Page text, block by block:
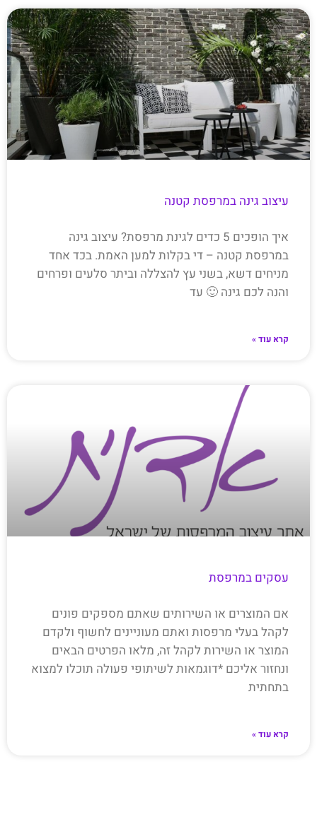
עיצוב גינה במרפסת קטנה
איך הופכים 5 כדים לגינת מרפסת? עיצוב גינה
במרפסת קטנה – די בקלות למען האמת. בכד אחד
מניחים דשא, בשני עץ להצללה וביתר סלעים ופרחים
והנה לכם גינה 🙂 עד
קרא עוד »
עסקים במרפסת
אם המוצרים או השירותים שאתם מספקים פונים
לקהל בעלי מרפסות ואתם מעוניינים לחשוף ולקדם
המוצר או השירות לקהל זה, מלאו הפרטים הבאים
ונחזור אליכם *דוגמאות לשיתופי פעולה תוכלו למצוא
בתחתית
קרא עוד »